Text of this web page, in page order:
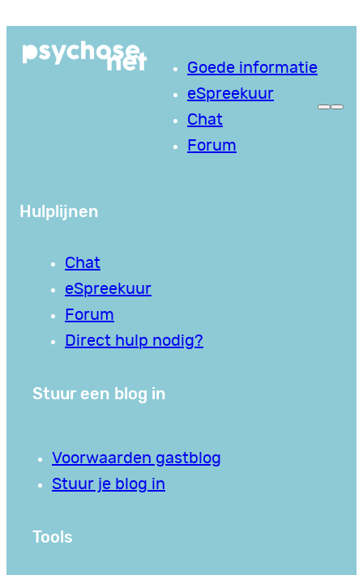
Goede informatie
eSpreekuur
Chat
Forum
Hulplijnen
Chat
eSpreekuur
Forum
Direct hulp nodig?
Stuur een blog in
Voorwaarden gastblog
Stuur je blog in
Tools